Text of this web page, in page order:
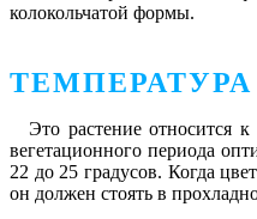
колокольчатой формы.
ТЕМПЕРАТУРА
Это растение относится
вегетационного периода
22 до 25 градусов. Когда
он должен стоять в